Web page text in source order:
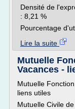
Densité de
: 8,21 %
Pourcentage
Lire la suite
Mutuelle
Vacances -
Mutuelle
liens utiles
Mutuelle Civile